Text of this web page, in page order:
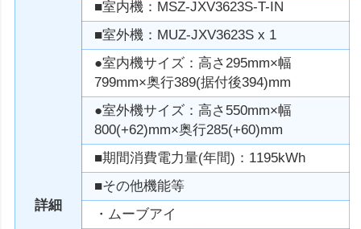
詳細
■室内機：MSZ-JXV3623S-T-IN
■室外機：MUZ-JXV3623S x 1
●室内機サイズ：高さ295mm×幅
799mm×奥行389(据付後394)mm
●室外機サイズ：高さ550mm×幅
800(+62)mm×奥行285(+60)mm
■期間消費電力量(年間)：1195kWh
■その他機能等
・ムーブアイ